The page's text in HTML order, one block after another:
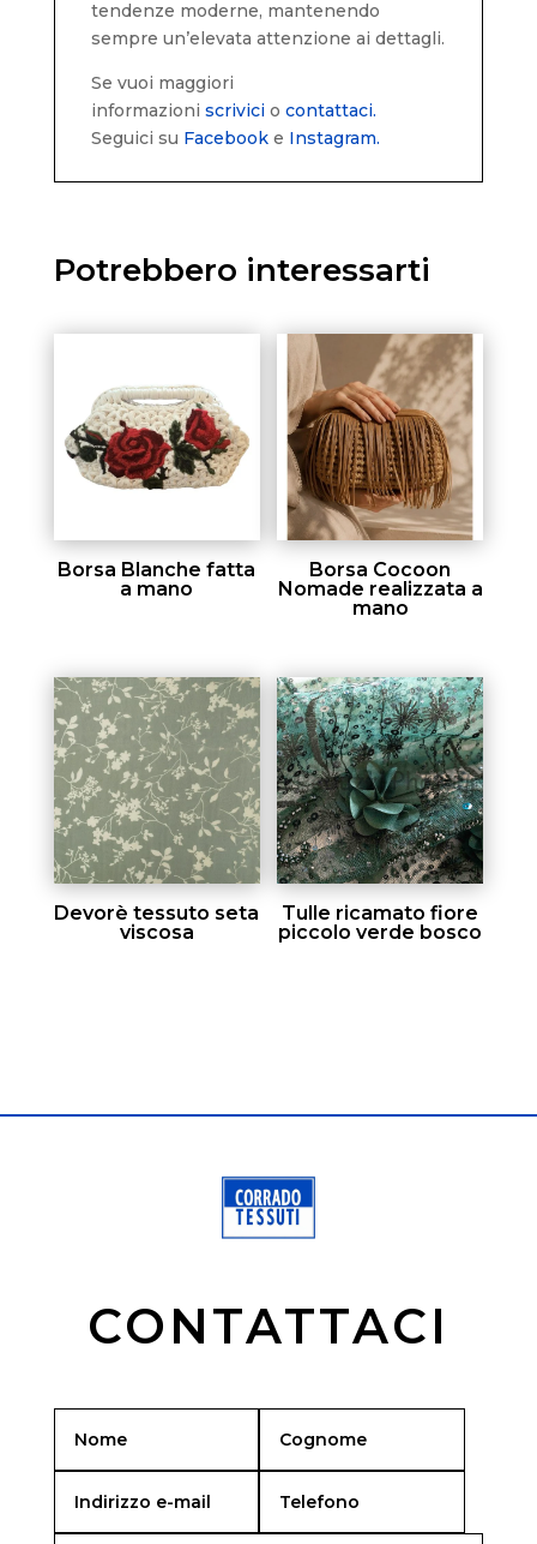
tendenze moderne, mantenendo
sempre un’elevata attenzione ai dettagli.
Se vuoi maggiori
informazioni scrivicio contattaci.
Seguici su Facebooke Instagram.
Potrebbero interessarti
Borsa Blanche fatta
a mano
Borsa Cocoon
Nomade realizzata a
mano
Devorè tessuto seta
viscosa
Tulle ricamato fiore
piccolo verde bosco
CONTATTACI